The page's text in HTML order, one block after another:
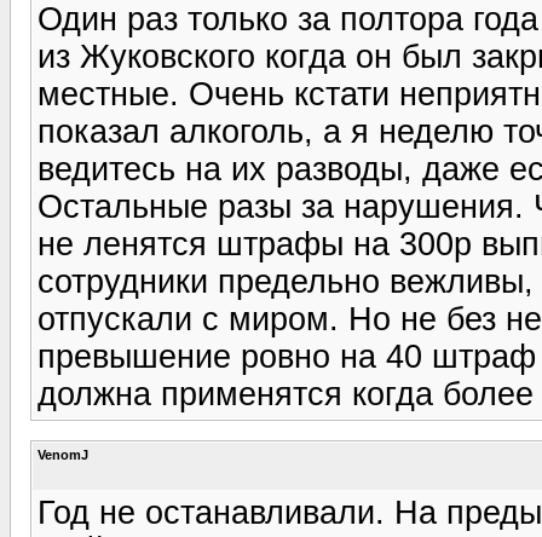
Один раз только за полтора
из Жуковского когда он был
местные. Очень кстати
показал алкоголь, а я неделю
ведитесь на их разводы, даже
Остальные разы за нарушения.
не ленятся штрафы на 300р
сотрудники предельно
отпускали с миром. Но не без
превышение ровно на 40 штраф
должна применятся когда
VenomJ
Год не останавливали. На